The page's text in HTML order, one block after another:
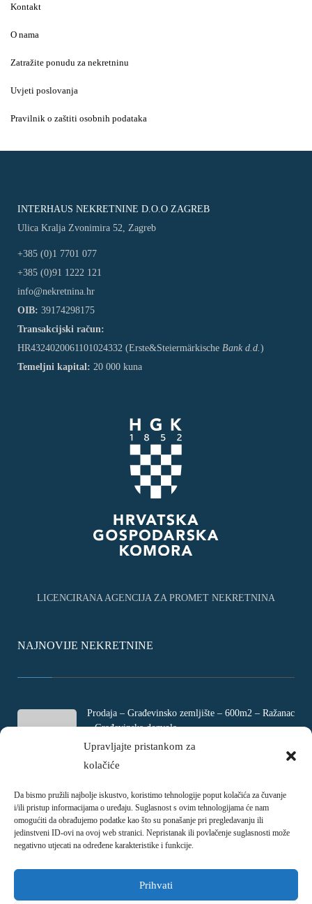
Upravljajte pristankom za
kolačiće
Da bismo pružili najbolje iskustvo, koristimo tehnologije poput kolačića za čuvanje
i/ili pristup informacijama o uređaju. Suglasnost s ovim tehnologijama će nam
omogućiti da obrađujemo podatke kao što su ponašanje pri pregledavanju ili
jedinstveni ID-ovi na ovoj web stranici. Nepristanak ili povlačenje suglasnosti može
negativno utjecati na određene karakteristike i funkcije.
Prihvati
Kontakt
O nama
Zatražite ponudu za nekretninu
Uvjeti poslovanja
Pravilnik o zaštiti osobnih podataka
INTERHAUS NEKRETNINE D.O.O ZAGREB
Ulica Kralja Zvonimira 52, Zagreb
+385 (0)1 7701 077
+385 (0)91 1222 121
info@nekretnina.hr
OIB: 39174298175
Transakcijski račun:
HR4324020061101024332 (Erste&Steiermärkische Bank d.d.)
Temeljni kapital: 20 000 kuna
LICENCIRANA AGENCIJA ZA PROMET NEKRETNINA
NAJNOVIJE NEKRETNINE
Prodaja – Građevinsko zemljište – 600m2 – Ražanac
– Građevinska dozvola
Rtina, Croatia
€ 180.000
Prodaja – Četverosobni stan – Jadranovo –
Crikvenica – 73m2
Ulica Ivani, Jadranovo, Croatia